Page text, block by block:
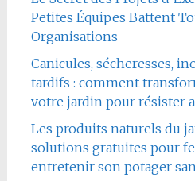
Petites Équipes Battent
Organisations
Canicules, sécheresses,
tardifs : comment
votre jardin pour résister
Les produits naturels du
solutions gratuites pour
entretenir son potager